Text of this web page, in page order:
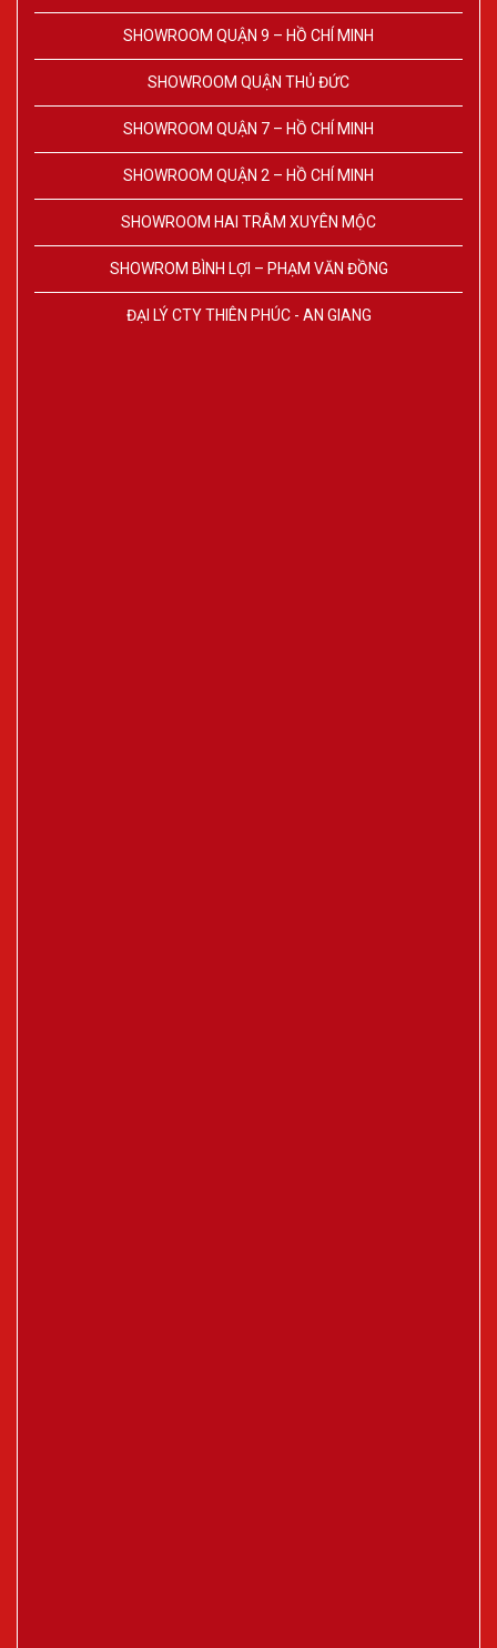
SHOWROOM QUẬN 9 – HỒ CHÍ MINH
SHOWROOM QUẬN THỦ ĐỨC
SHOWROOM QUẬN 7 – HỒ CHÍ MINH
SHOWROOM QUẬN 2 – HỒ CHÍ MINH
SHOWROOM HAI TRÂM XUYÊN MỘC
SHOWROM BÌNH LỢI – PHẠM VĂN ĐỒNG
ĐẠI LÝ CTY THIÊN PHÚC - AN GIANG